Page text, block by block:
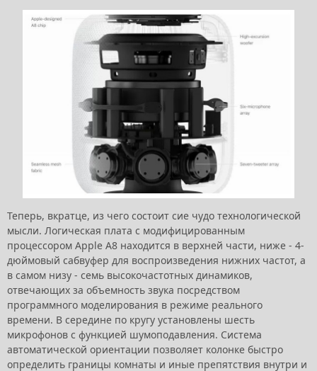
Теперь, вкратце, из чего состоит сие чудо технологической
мысли. Логическая плата с модифицированным
процессором Apple A8 находится в верхней части, ниже - 4-
дюймовый сабвуфер для воспроизведения нижних частот, а
в самом низу - семь высокочастотных динамиков,
отвечающих за объемность звука посредством
программного моделирования в режиме реального
времени. В середине по кругу установлены шесть
микрофонов с функцией шумоподавления. Система
автоматической ориентации позволяет колонке быстро
определить границы комнаты и иные препятствия внутри и